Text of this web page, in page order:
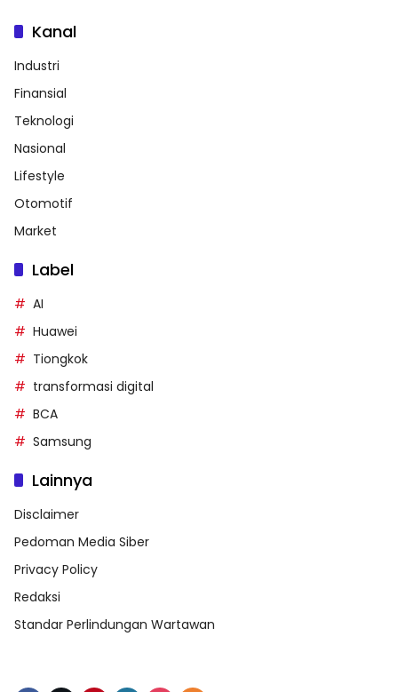
Kanal
Industri
Finansial
Teknologi
Nasional
Lifestyle
Otomotif
Market
Label
AI
Huawei
Tiongkok
transformasi digital
BCA
Samsung
Lainnya
Disclaimer
Pedoman Media Siber
Privacy Policy
Redaksi
Standar Perlindungan Wartawan